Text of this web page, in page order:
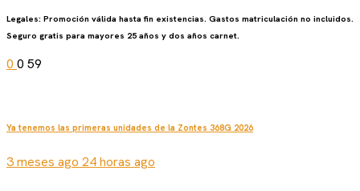
Legales: Promoción válida hasta fin existencias. Gastos matriculación no incluidos.
Seguro gratis para mayores 25 años y dos años carnet.
0 0 59
Ya tenemos las primeras unidades de la Zontes 368G 2026
3 meses ago 24 horas ago